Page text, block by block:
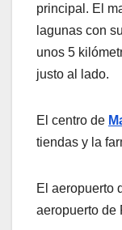
principal. El
lagunas con
unos 5
justo al lado.
El centro de
tiendas y la
El aeropuerto
aeropuerto de